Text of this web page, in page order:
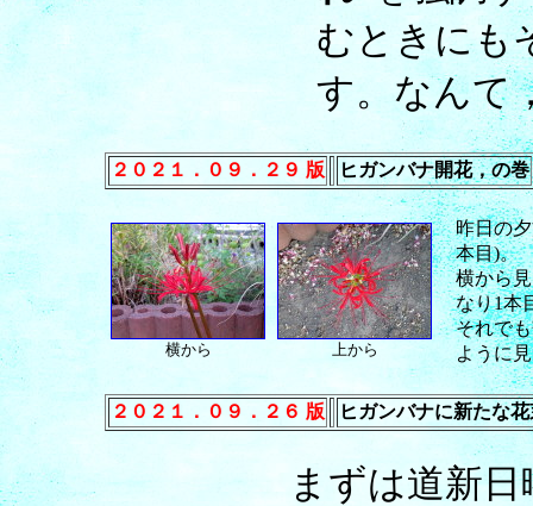
むときにも
す。なんて
２０２１．０９．２９ 版 ヒガンバナ開花，の巻
横から 上から
昨日の
本目)。
横から
なり1本
それで
ように
２０２１．０９．２６ 版 ヒガンバナに新たな
まずは道新